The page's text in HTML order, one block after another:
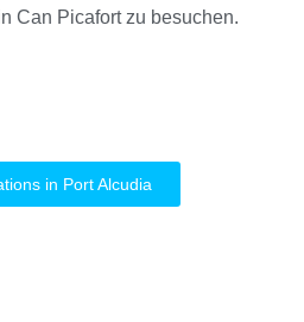
Can Picafort zu besuchen.
in Port Alcudia